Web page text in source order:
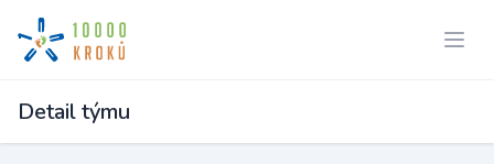
Detail týmu